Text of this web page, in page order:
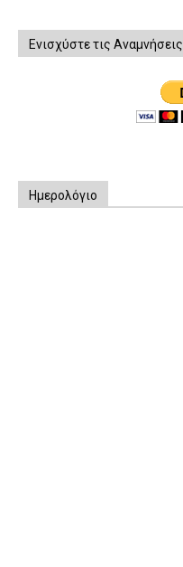
Ενισχύστε τις Αναμνήσεις
Ημερολόγιο